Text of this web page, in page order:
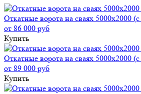
Откатные ворота на сваях 5000x2000
от 86 000 руб
Купить
Откатные ворота на сваях 5000x2000
от 89 000 руб
Купить